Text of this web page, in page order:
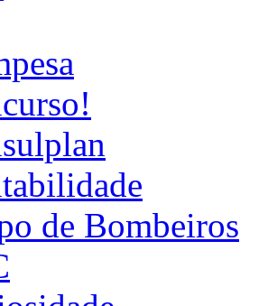
de Bombeiros